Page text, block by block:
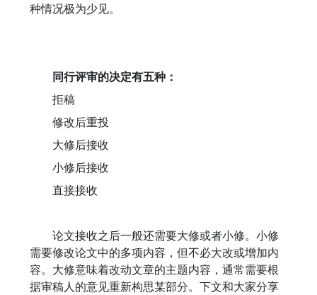
种情况极为少见。
同行评审的决定有五种：
拒稿
修改后重投
大修后接收
小修后接收
直接接收
论文接收之后一般还需要大修或者小修。小修
需要修改论文中的多项内容，但不必大改或增加内
容。大修意味着改动文章的主题内容，通常需要根
据审稿人的意见重新构思某部分。下文和大家分享